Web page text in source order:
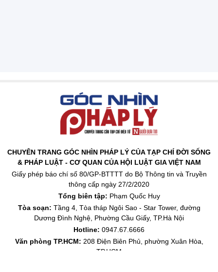
CHUYÊN TRANG GÓC NHÌN PHÁP LÝ CỦA TẠP CHÍ ĐỜI SỐNG
& PHÁP LUẬT - CƠ QUAN CỦA HỘI LUẬT GIA VIỆT NAM
Giấy phép báo chí số 80/GP-BTTTT do Bộ Thông tin và Truyền
thông cấp ngày 27/2/2020
Tổng biên tập: Phạm Quốc Huy
Tòa soạn: Tầng 4, Tòa tháp Ngôi Sao - Star Tower, đường
Dương Đình Nghệ, Phường Cầu Giấy, TP.Hà Nội
Hotline: 0947.67.6666
Văn phòng TP.HCM: 208 Điện Biên Phủ, phường Xuân Hòa,
TP.HCM